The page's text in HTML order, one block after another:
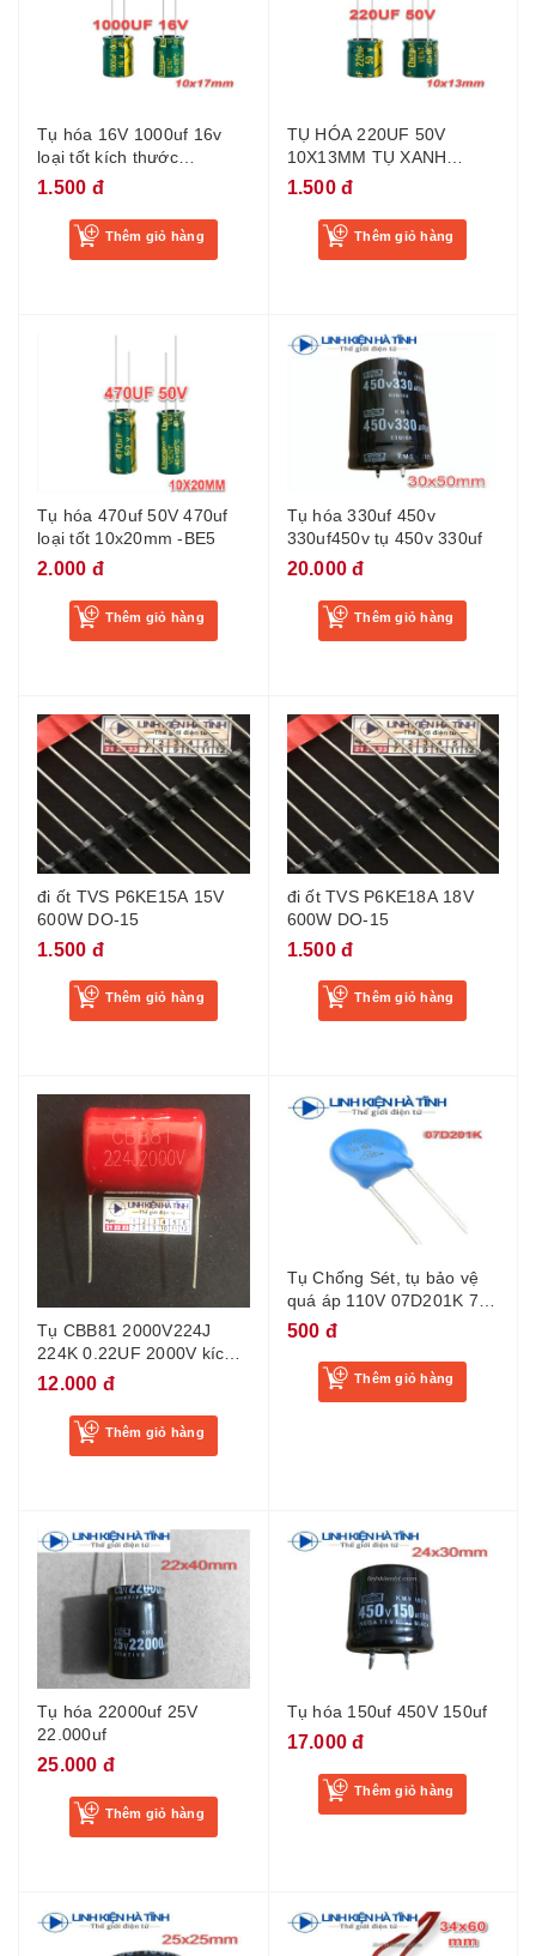
Tụ hóa 16V 1000uf 16v
loại tốt kích thước
10x17mm - BH04
1.500 đ
Thêm giỏ hàng
TỤ HÓA 220UF 50V
10X13MM TỤ XANH
220UF 50V -BD5
1.500 đ
Thêm giỏ hàng
Tụ hóa 470uf 50V 470uf
loại tốt 10x20mm -BE5
2.000 đ
Thêm giỏ hàng
Tụ hóa 330uf 450v
330uf450v tụ 450v 330uf
20.000 đ
Thêm giỏ hàng
đi ốt TVS P6KE15A 15V
600W DO-15
1.500 đ
Thêm giỏ hàng
đi ốt TVS P6KE18A 18V
600W DO-15
1.500 đ
Thêm giỏ hàng
Tụ CBB81 2000V224J
224K 0.22UF 2000V kích
thước 24mm
12.000 đ
Thêm giỏ hàng
Tụ Chống Sét, tụ bảo vệ
quá áp 110V 07D201K 7A
200V 7D201K -BF1
500 đ
Thêm giỏ hàng
Tụ hóa 22000uf 25V
22.000uf
25.000 đ
Thêm giỏ hàng
Tụ hóa 150uf 450V 150uf
17.000 đ
Thêm giỏ hàng